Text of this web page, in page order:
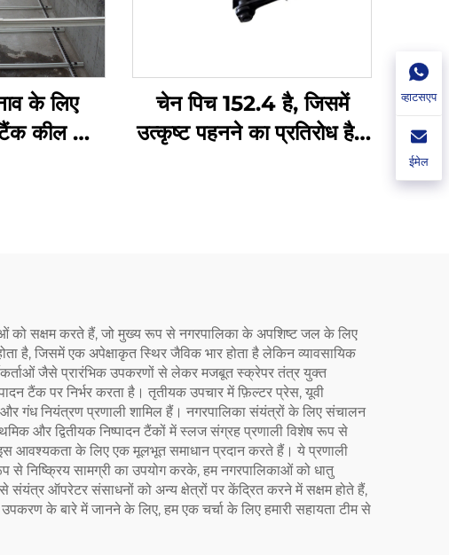
के लिए
कील का
चेन पिच 152.4 है, जिसमें
उत्कृष्ट पहनने का प्रतिरोध है।
को सक्षम करते हैं, जो मुख्य रूप से नगरपालिका के अपशिष्ट जल के लिए
है, जिसमें एक अपेक्षाकृत स्थिर जैविक भार होता है लेकिन व्यावसायिक
जैसे प्रारंभिक उपकरणों से लेकर मजबूत स्क्रेपर तंत्र युक्त
टैंक पर निर्भर करता है। तृतीयक उपचार में फ़िल्टर प्रेस, यूवी
गंध नियंत्रण प्रणाली शामिल हैं। नगरपालिका संयंत्रों के लिए संचालन
और द्वितीयक निष्पादन टैंकों में स्लज संग्रह प्रणाली विशेष रूप से
आवश्यकता के लिए एक मूलभूत समाधान प्रदान करते हैं। ये प्रणाली
से निष्क्रिय सामग्री का उपयोग करके, हम नगरपालिकाओं को धातु
ऑपरेटर संसाधनों को अन्य क्षेत्रों पर केंद्रित करने में सक्षम होते हैं,
के बारे में जानने के लिए, हम एक चर्चा के लिए हमारी सहायता टीम से
व्हाटसएप
ईमेल